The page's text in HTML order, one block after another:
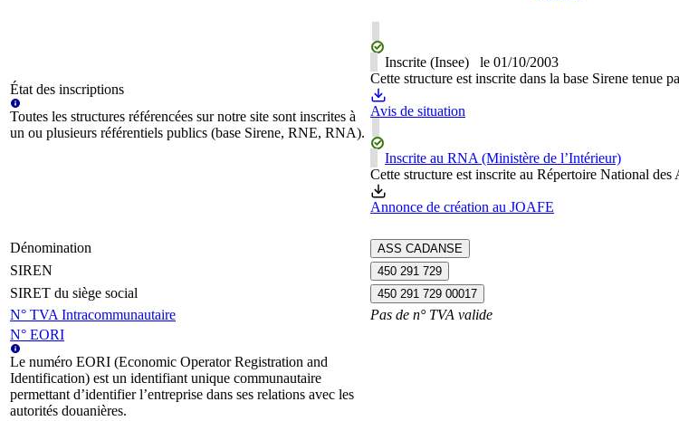
État des inscriptions
Toutes les structures référencées sur notre site sont inscrites à
un ou plusieurs référentiels publics (base Sirene, RNE, RNA).
Inscrite (Insee) le 01/10/2003
Cette structure est inscrite dans la base Sirene tenue
Avis de situation
Inscrite au RNA (Ministère de l’Intérieur)
Cette structure est inscrite au Répertoire National
Annonce de création au JOAFE
Dénomination ASS CADANSE
SIREN 450 291 729
SIRET du siège social 450 291 729 00017
N° TVA Intracommunautaire
Pas de n° TVA valide
N° EORI
Le numéro EORI (Economic Operator Registration and
Identification) est un identifiant unique communautaire
permettant d’identifier l’entreprise dans ses relations avec les
autorités douanières.